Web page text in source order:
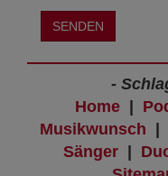
SENDEN
-
Home|
Musikwunsch |
Sänger |